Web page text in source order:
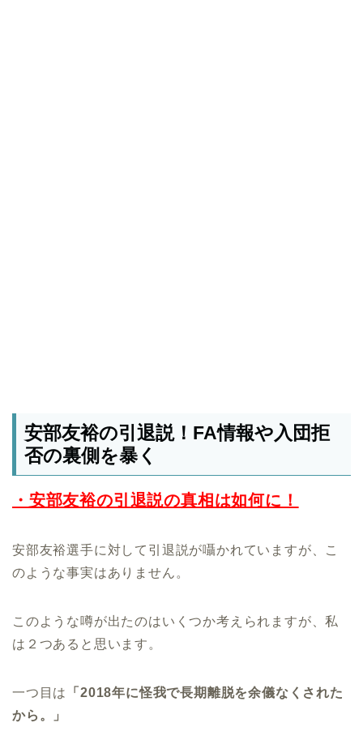
安部友裕の引退説！FA情報や入団拒
否の裏側を暴く
・安部友裕の引退説の真相は如何に！
安部友裕選手に対して引退説が囁かれていますが、こ
のような事実はありません。
このような噂が出たのはいくつか考えられますが、私
は２つあると思います。
一つ目は
「2018年に怪我で長期離脱を余儀なくされた
から。」